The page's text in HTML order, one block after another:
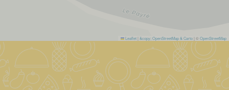
Leaflet &copy; OpenStreetMap & Carto | ©OpenStreetMap